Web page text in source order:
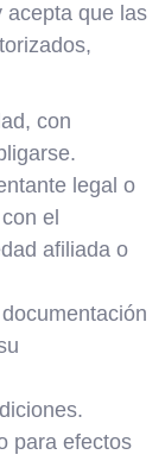
acepta que las
con
legal o
el
afiliada o
para efectos